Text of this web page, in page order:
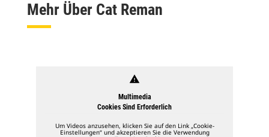
Mehr Über Cat Reman
warning
Multimedia
Cookies Sind Erforderlich
Um Videos anzusehen, klicken Sie auf den Link „Cookie-
Einstellungen“ und akzeptieren Sie die Verwendung